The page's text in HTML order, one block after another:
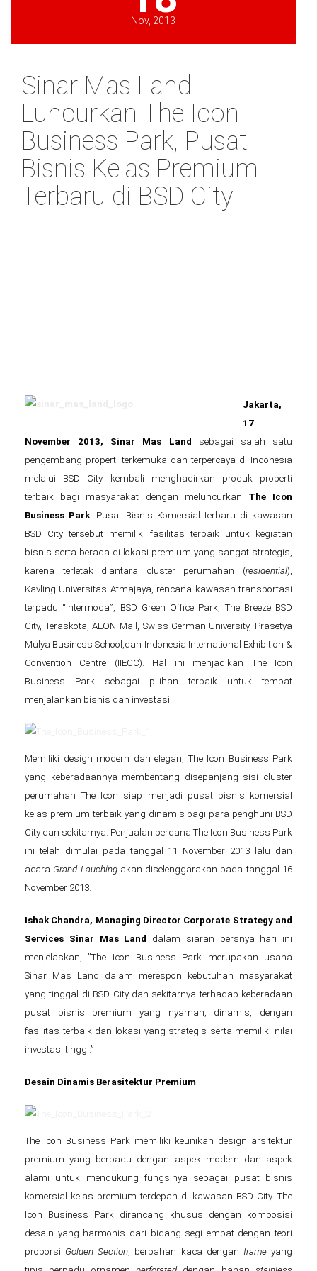
Nov, 2013
Sinar Mas Land
Luncurkan The Icon
Business Park, Pusat
Bisnis Kelas Premium
Terbaru di BSD City
Jakarta,
17
November 2013, Sinar Mas Land sebagai salah satu
pengembang properti terkemuka dan terpercaya di Indonesia
melalui BSD City kembali menghadirkan produk properti
terbaik bagi masyarakat dengan meluncurkan The Icon
Business Park. Pusat Bisnis Komersial terbaru di kawasan
BSD City tersebut memiliki fasilitas terbaik untuk kegiatan
bisnis serta berada di lokasi premium yang sangat strategis,
karena terletak diantara cluster perumahan (residential),
Kavling Universitas Atmajaya, rencana kawasan transportasi
terpadu “Intermoda”, BSD Green Office Park, The Breeze BSD
City, Teraskota, AEON Mall, Swiss-German University, Prasetya
Mulya Business School,dan Indonesia International Exhibition &
Convention Centre (IIECC). Hal ini menjadikan The Icon
Business Park sebagai pilihan terbaik untuk tempat
menjalankan bisnis dan investasi.
Memiliki design modern dan elegan, The Icon Business Park
yang keberadaannya membentang disepanjang sisi cluster
perumahan The Icon siap menjadi pusat bisnis komersial
kelas premium terbaik yang dinamis bagi para penghuni BSD
City dan sekitarnya. Penjualan perdana The Icon Business Park
ini telah dimulai pada tanggal 11 November 2013 lalu dan
acara Grand Lauchingakan diselenggarakan pada tanggal 16
November 2013.
Ishak Chandra, Managing Director Corporate Strategy and
Services Sinar Mas Land dalam siaran persnya hari ini
menjelaskan, ”The Icon Business Park merupakan usaha
Sinar Mas Land dalam merespon kebutuhan masyarakat
yang tinggal di BSD City dan sekitarnya terhadap keberadaan
pusat bisnis premium yang nyaman, dinamis, dengan
fasilitas terbaik dan lokasi yang strategis serta memiliki nilai
investasi tinggi.”
Desain Dinamis Berasitektur Premium
The Icon Business Park memiliki keunikan design arsitektur
premium yang berpadu dengan aspek modern dan aspek
alami untuk mendukung fungsinya sebagai pusat bisnis
komersial kelas premium terdepan di kawasan BSD City. The
Icon Business Park dirancang khusus dengan komposisi
desain yang harmonis dari bidang segi empat dengan teori
proporsi Golden Section, berbahan kaca dengan frameyang